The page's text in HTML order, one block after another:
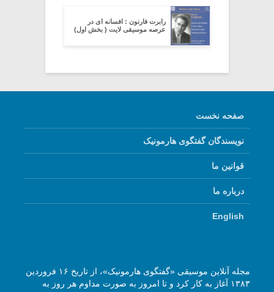
رابرت فارنون : افسانه ای در
عرصه موسیقی لایت ( بخش اول)
صفحه نخست
نویسندگان گفتگوی هارمونیک
قوانین ما
درباره ما
English
مجله آنلاین موسیقی «گفتگوی هارمونیک»، از تاریخ ۱۶ فروردین
۱۳۸۳ آغاز به کار کرد و تا امروز به صورت مداوم هر روز به